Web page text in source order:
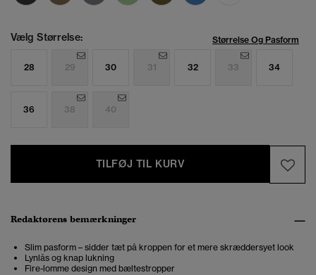
Vælg Størrelse: Størrelse Og Pasform
28 29 30 31 32 33 34
36 38 40
TILFØJ TIL KURV
Redaktørens bemærkninger
Slim pasform – sidder tæt på kroppen for et mere skræddersyet look
Lynlås og knap lukning
Fire-lomme design med bæltestropper